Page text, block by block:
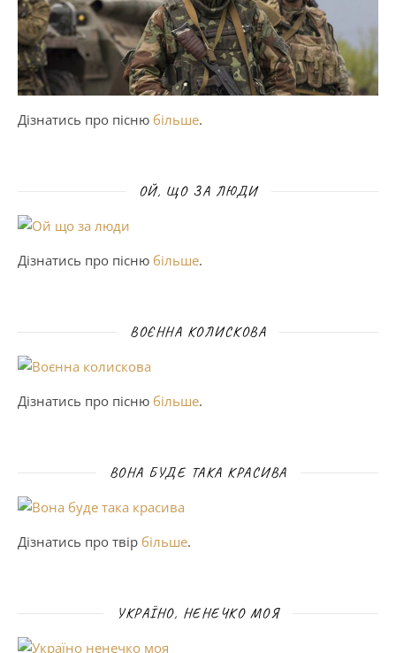
Дізнатись про пісню більше.
ОЙ, ЩО ЗА ЛЮДИ
Дізнатись про пісню більше.
ВОЄННА КОЛИСКОВА
Дізнатись про пісню більше.
ВОНА БУДЕ ТАКА КРАСИВА
Дізнатись про твір більше.
УКРАЇНО, НЕНЕЧКО МОЯ